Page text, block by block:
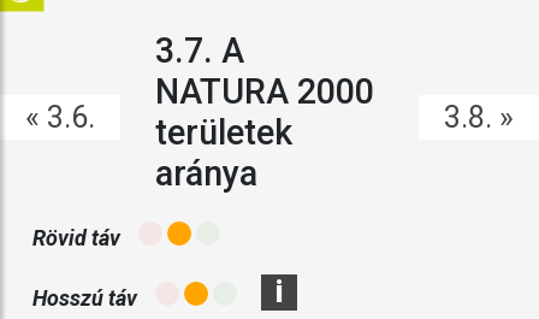
« 3.6.
3.7. A
NATURA 2000
területek
aránya
3.8. »
Rövid táv
Hosszú táv i